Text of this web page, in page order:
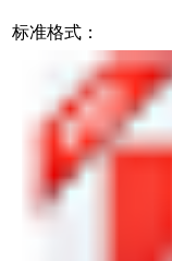
标准格式：